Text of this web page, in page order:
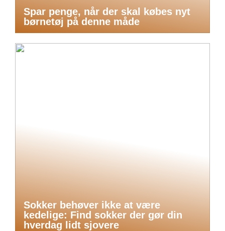
Spar penge, når der skal købes nyt
børnetøj på denne måde
Sokker behøver ikke at være
kedelige: Find sokker der gør din
hverdag lidt sjovere